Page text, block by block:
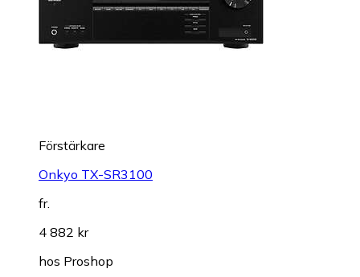
Förstärkare
Onkyo TX-SR3100
fr.
4 882 kr
hos Proshop